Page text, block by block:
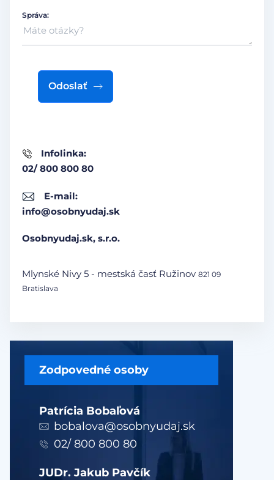
Zodpovedné osoby
Patrícia Bobaľová
bobalova@osobnyudaj.sk
02/ 800 800 80
JUDr. Jakub Pavčík
Infolinka:
02/ 800 800 80
E-mail:
info@osobnyudaj.sk
Osobnyudaj.sk, s.r.o.
Mlynské Nivy 5 - mestská časť Ružinov 821 09
Bratislava
Správa:
Odoslať